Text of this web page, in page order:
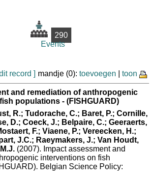
290
Events
record ] mandje (0): toevoegen toon
and remediation of anthropogenic
populations - (FISHGUARD)
R.; Tudorache, C.; Baret, P.; Cornille,
D.; Coeck, J.; Belpaire, C.; Geeraerts,
F.; Viaene, P.; Vereecken, H.;
J.C.; Raeymakers, J.; Van Houdt,
(2007). Impact assessment and
interventions on fish
Belgian Science Policy: